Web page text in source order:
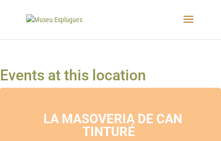
Events at this location
LA MASOVERIA DE CAN
TINTURÉ